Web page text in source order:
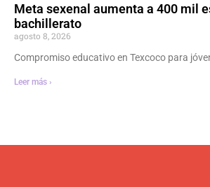
Meta sexenal aumenta a 400 mil
bachillerato
agosto 8, 2026
Compromiso educativo en Texcoco para
Leer más ›